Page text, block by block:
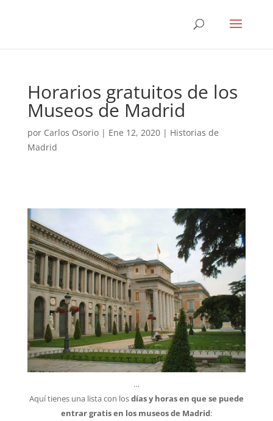
Horarios gratuitos de los
Museos de Madrid
por Carlos Osorio| Ene 12, 2020| Historias de
Madrid
…
Aquí tienes una lista con losdías y horas en que se puede
entrar gratis en los museos de Madrid: